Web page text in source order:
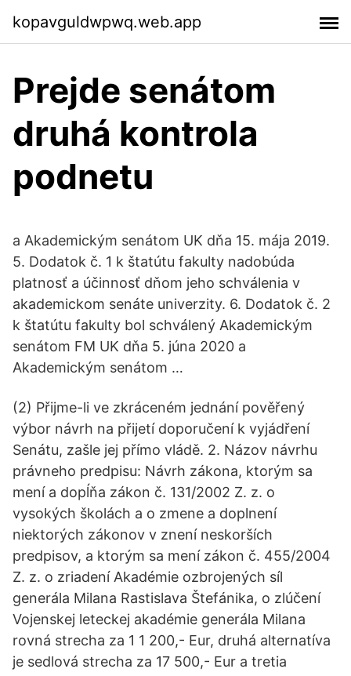
kopavguldwpwq.web.app
Prejde senátom
druhá kontrola
podnetu
a Akademickým senátom UK dňa 15. mája 2019.
5. Dodatok č. 1 k štatútu fakulty nadobúda
platnosť a účinnosť dňom jeho schválenia v
akademickom senáte univerzity. 6. Dodatok č. 2
k štatútu fakulty bol schválený Akademickým
senátom FM UK dňa 5. júna 2020 a
Akademickým senátom …
(2) Přijme-li ve zkráceném jednání pověřený
výbor návrh na přijetí doporučení k vyjádření
Senátu, zašle jej přímo vládě. 2. Názov návrhu
právneho predpisu: Návrh zákona, ktorým sa
mení a dopĺňa zákon č. 131/2002 Z. z. o
vysokých školách a o zmene a doplnení
niektorých zákonov v znení neskorších
predpisov, a ktorým sa mení zákon č. 455/2004
Z. z. o zriadení Akadémie ozbrojených síl
generála Milana Rastislava Štefánika, o zlúčení
Vojenskej leteckej akadémie generála Milana
rovná strecha za 1 1 200,- Eur, druhá alternatíva
je sedlová strecha za 17 500,- Eur a tretia